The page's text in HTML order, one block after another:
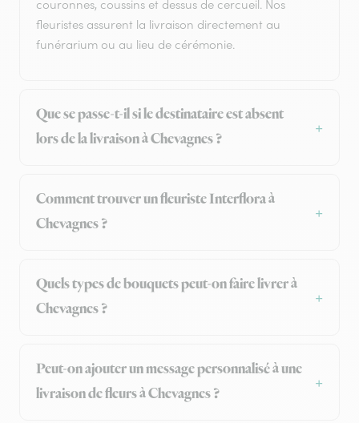
couronnes, coussins et dessus de cercueil. Nos
fleuristes assurent la livraison directement au
funérarium ou au lieu de cérémonie.
Que se passe-t-il si le destinataire est absent
lors de la livraison à Chevagnes ?
Comment trouver un fleuriste Interflora à
Chevagnes ?
Quels types de bouquets peut-on faire livrer à
Chevagnes ?
Peut-on ajouter un message personnalisé à une
livraison de fleurs à Chevagnes ?